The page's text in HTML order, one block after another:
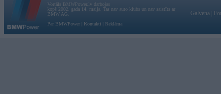
Vortāls BMWPower.lv darbojas
kopš 2002. gada 14. maija. Tas nav auto klubs un nav saistīts ar
BMW AG.
Par BMWPower
Kontakti Reklāma
Galvena